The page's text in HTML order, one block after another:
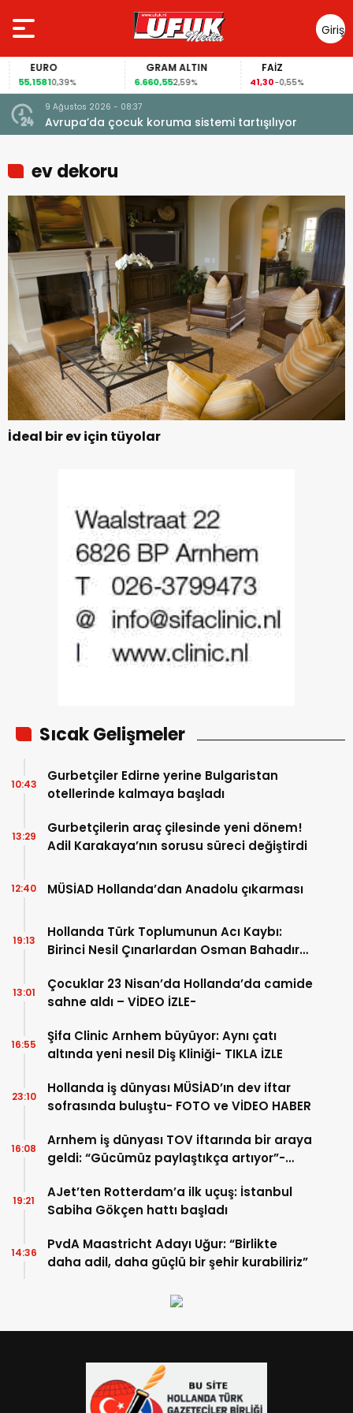
Giriş
Yap
EURO
55,15810,39%
GRAM ALTIN
6.660,552,59%
FAİZ
41,30-0,55%
9 Ağustos 2026 - 08:37
Avrupa’da çocuk koruma sistemi tartışılıyor
ev dekoru
İdeal bir ev için tüyolar
Sıcak Gelişmeler
Gurbetçiler Edirne yerine Bulgaristan
otellerinde kalmaya başladı
10:43
Gurbetçilerin araç çilesinde yeni dönem!
Adil Karakaya’nın sorusu süreci değiştirdi
13:29
MÜSİAD Hollanda’dan Anadolu çıkarması
12:40
Hollanda Türk Toplumunun Acı Kaybı:
Birinci Nesil Çınarlardan Osman Bahadır
19:13
Çocuklar 23 Nisan’da Hollanda’da camide
sahne aldı – VİDEO İZLE-
13:01
Şifa Clinic Arnhem büyüyor: Aynı çatı
altında yeni nesil Diş Kliniği- TIKLA İZLE
16:55
Hollanda iş dünyası MÜSİAD’ın dev iftar
sofrasında buluştu- FOTO ve VİDEO HABER
23:10
Arnhem iş dünyası TOV iftarında bir araya
geldi: “Gücümüz paylaştıkça artıyor”-
16:08
AJet’ten Rotterdam’a ilk uçuş: İstanbul
Sabiha Gökçen hattı başladı
19:21
PvdA Maastricht Adayı Uğur: “Birlikte
daha adil, daha güçlü bir şehir kurabiliriz”
14:36